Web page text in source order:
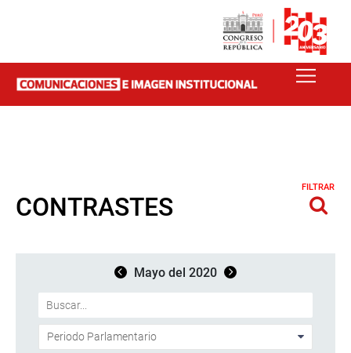
CONTRASTES
FILTRAR
Mayo del 2020